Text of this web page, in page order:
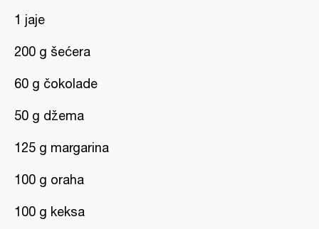
1 jaje
200 g šećera
60 g čokolade
50 g džema
125 g margarina
100 g oraha
100 g keksa